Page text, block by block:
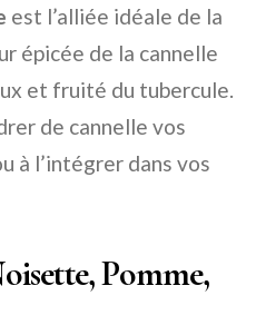
est l’alliée idéale de la
épicée de la cannelle
et fruité du tubercule.
de cannelle vos
à l’intégrer dans vos
Pomme,